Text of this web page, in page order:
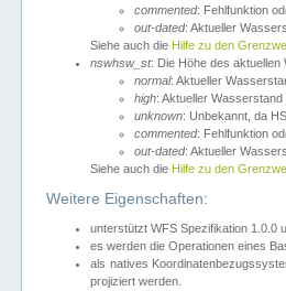
commented: Fehlfunktion
out-dated: Aktueller
Siehe auch die Hilfe zu den
nswhsw_st: Die Höhe des aktuellen
normal: Aktueller
high: Aktueller
unknown: Unbekannt, da
commented: Fehlfunktion
out-dated: Aktueller
Siehe auch die Hilfe zu den
Weitere Eigenschaften:
unterstützt WFS Spezifikation 1.0.0
es werden die Operationen eines
als natives
projiziert werden.